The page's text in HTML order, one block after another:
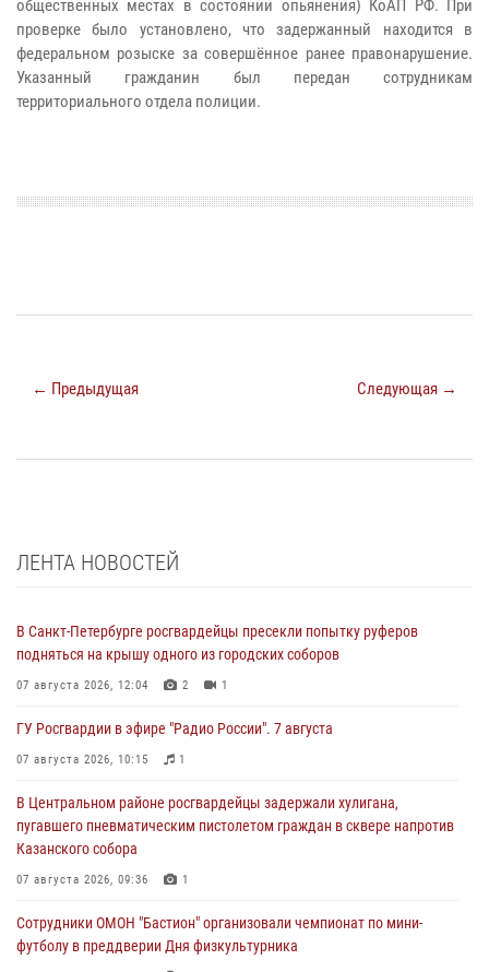
общественных местах в состоянии опьянения) КоАП РФ. При
проверке было установлено, что задержанный находится в
федеральном розыске за совершённое ранее правонарушение.
Указанный гражданин был передан сотрудникам
территориального отдела полиции.
← Предыдущая Следующая →
ЛЕНТА НОВОСТЕЙ
В Санкт-Петербурге росгвардейцы пресекли попытку руферов
подняться на крышу одного из городских соборов
07 августа 2026, 12:04 2 1
ГУ Росгвардии в эфире "Радио России". 7 августа
07 августа 2026, 10:15 1
В Центральном районе росгвардейцы задержали хулигана,
пугавшего пневматическим пистолетом граждан в сквере напротив
Казанского собора
07 августа 2026, 09:36 1
Сотрудники ОМОН "Бастион" организовали чемпионат по мини-
футболу в преддверии Дня физкультурника